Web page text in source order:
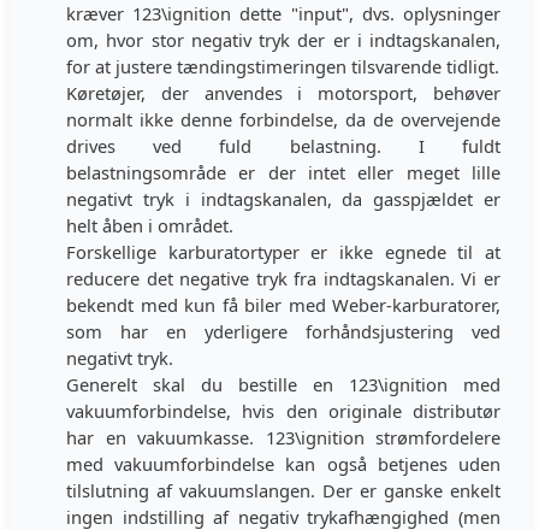
kræver 123\ignition dette "input", dvs. oplysninger
om, hvor stor negativ tryk der er i indtagskanalen,
for at justere tændingstimeringen tilsvarende tidligt.
Køretøjer, der anvendes i motorsport, behøver
normalt ikke denne forbindelse, da de overvejende
drives ved fuld belastning. I fuldt
belastningsområde er der intet eller meget lille
negativt tryk i indtagskanalen, da gasspjældet er
helt åben i området.
Forskellige karburatortyper er ikke egnede til at
reducere det negative tryk fra indtagskanalen. Vi er
bekendt med kun få biler med Weber-karburatorer,
som har en yderligere forhåndsjustering ved
negativt tryk.
Generelt skal du bestille en 123\ignition med
vakuumforbindelse, hvis den originale distributør
har en vakuumkasse. 123\ignition strømfordelere
med vakuumforbindelse kan også betjenes uden
tilslutning af vakuumslangen. Der er ganske enkelt
ingen indstilling af negativ trykafhængighed (men